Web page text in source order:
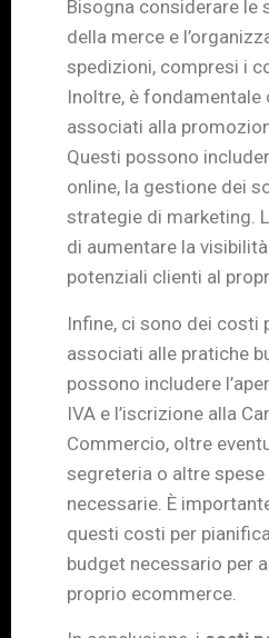
Bisogna considerare le
della merce e
spedizioni, compresi i
Inoltre, è
associati alla
Questi possono
online, la gestione dei
strategie di marketing.
di aumentare la
potenziali clienti al
Infine, ci sono dei costi
associati alle pratiche
possono includere
IVA e l’iscrizione alla
Commercio, oltre
segreteria o altre
necessarie. È
questi costi per
budget necessario per
proprio ecommerce.